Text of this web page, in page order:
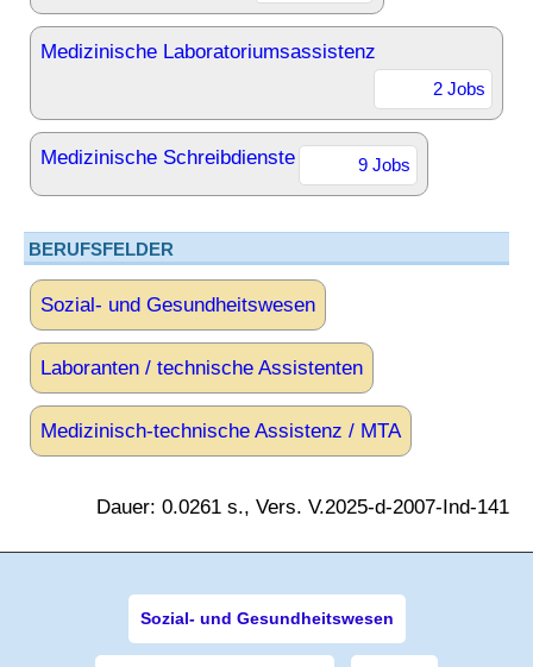
Medizinische Laboratoriumsassistenz
2 Jobs
Medizinische Schreibdienste 9 Jobs
BERUFSFELDER
Sozial- und Gesundheitswesen
Laboranten / technische Assistenten
Medizinisch-technische Assistenz / MTA
Dauer: 0.0261 s., Vers. V.2025-d-2007-Ind-141
Sozial- und Gesundheitswesen